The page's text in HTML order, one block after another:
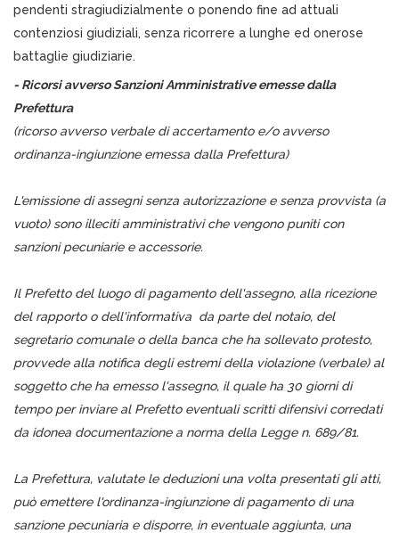
pendenti stragiudizialmente o ponendo fine ad attuali
contenziosi giudiziali, senza ricorrere a lunghe ed onerose
battaglie giudiziarie.
- Ricorsi avverso Sanzioni Amministrative emesse dalla
Prefettura
(ricorso avverso verbale di accertamento e/o avverso
ordinanza-ingiunzione emessa dalla Prefettura)
L'emissione di assegni senza autorizzazione e senza provvista (a
vuoto) sono illeciti amministrativi che vengono puniti con
sanzioni pecuniarie e accessorie.
Il Prefetto del luogo di pagamento dell'assegno, alla ricezione
del rapporto o dell'informativa da parte del notaio, del
segretario comunale o della banca che ha sollevato protesto,
provvede alla notifica degli estremi della violazione (verbale) al
soggetto che ha emesso l'assegno, il quale ha 30 giorni di
tempo per inviare al Prefetto eventuali scritti difensivi corredati
da idonea documentazione a norma della Legge n. 689/81.
La Prefettura, valutate le deduzioni una volta presentati gli atti,
può emettere l'ordinanza-ingiunzione di pagamento di una
sanzione pecuniaria e disporre, in eventuale aggiunta, una